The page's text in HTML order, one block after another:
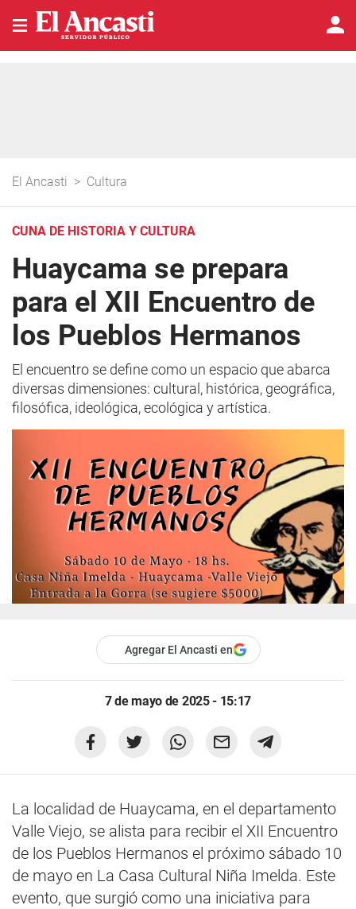
El Ancasti > Cultura
CUNA DE HISTORIA Y CULTURA
Huaycama se prepara
para el XII Encuentro de
los Pueblos Hermanos
El encuentro se define como un espacio que abarca
diversas dimensiones: cultural, histórica, geográfica,
filosófica, ideológica, ecológica y artística.
Agregar El Ancasti en
7 de mayo de 2025 - 15:17
La localidad de Huaycama, en el departamento
Valle Viejo, se alista para recibir el XII Encuentro
de los Pueblos Hermanos el próximo sábado 10
de mayo en La Casa Cultural Niña Imelda. Este
evento, que surgió como una iniciativa para